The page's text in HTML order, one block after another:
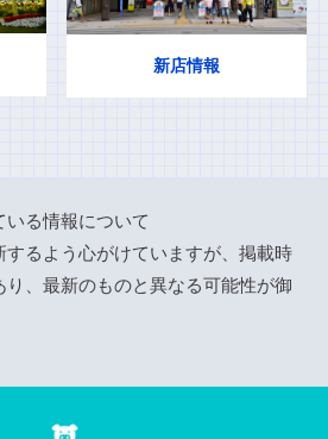
新店情報
る情報について
るよう心がけていますが、掲載時
、最新のものと異なる可能性が御